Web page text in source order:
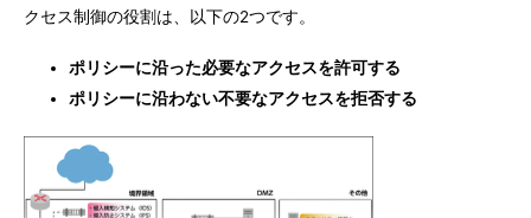
クセス制御の役割は、以下の2つです。
ポリシーに沿った必要なアクセスを許可する
ポリシーに沿わない不要なアクセスを拒否する